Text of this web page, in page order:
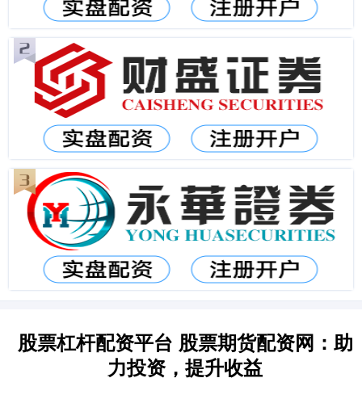
股票杠杆配资平台 股票期货配资网：助
力投资，提升收益